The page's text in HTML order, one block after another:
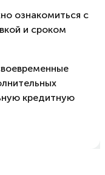
ознакомиться с
и сроком
кредитную